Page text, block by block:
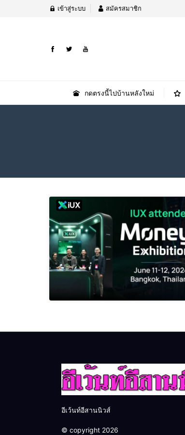
เข้าสู่ระบบ สมัครสมาชิก
กดตรงนี้ไปบ้านหลังใหม่
อีเว้นท์อีสานนิวส์
© copyright 2026